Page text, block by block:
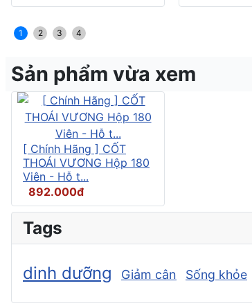
1 2 3 4
Sản phẩm vừa xem
[ Chính Hãng ] CỐT
THOÁI VƯƠNG Hộp 180
Viên - Hỗ t...
892.000đ
Tags
dinh dưỡng Giảm cân Sống khỏe